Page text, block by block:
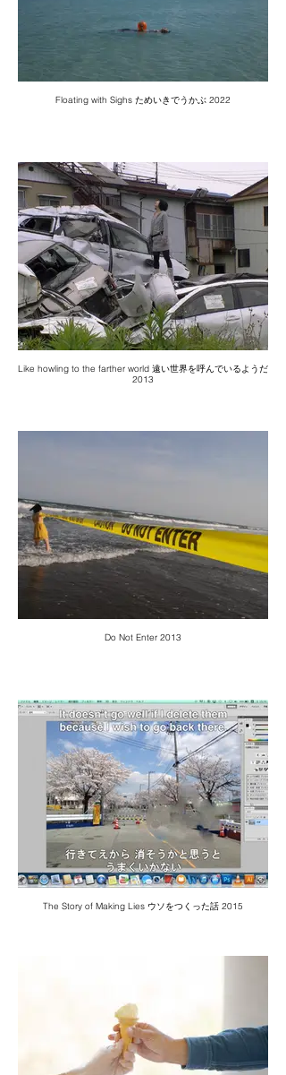
Floating with Sighs ためいきでうかぶ 2022
Like howling to the farther world 遠い世界を呼んでいるようだ
2013
Do Not Enter 2013
The Story of Making Lies ウソをつくった話 2015